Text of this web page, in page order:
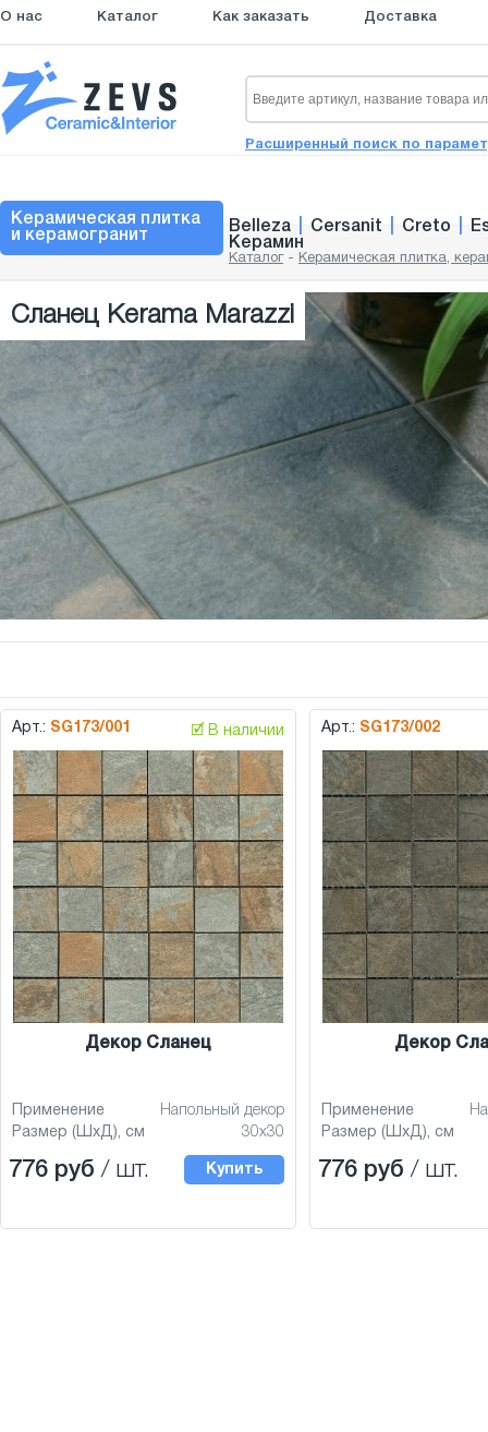
О нас Каталог Как заказать Доставка
Расширенный поиск по
Керамическая плитка
и керамогранит
Belleza Cersanit Creto
Керамин
Каталог - Керамическая плитка,
Сланец Kerama Marazzi
Арт.: SG173/001 🗹 В наличии
Декор Сланец
Применение
Напольный декор
Размер (ШхД), см
30x30
776 руб / шт. Купить
Арт.: SG173/002
Декор
Применение
Размер (ШхД), см
776 руб / шт.